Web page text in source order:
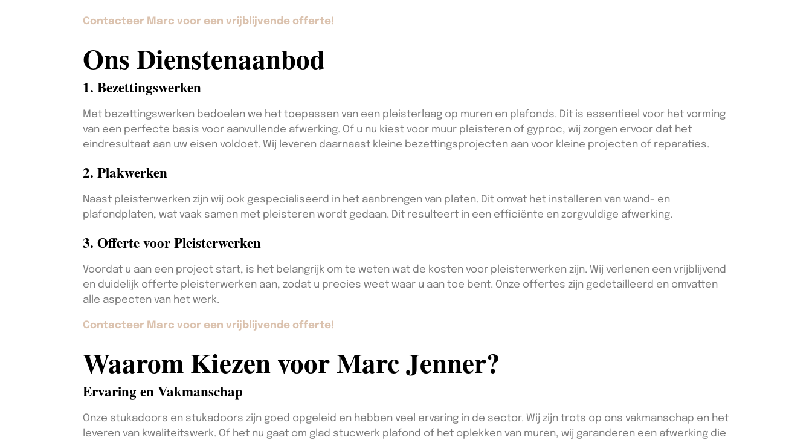
Contacteer Marc voor een vrijblijvende offerte!
Ons Dienstenaanbod
1. Bezettingswerken
Met bezettingswerken bedoelen we het toepassen van een pleisterlaag op muren en plafonds. Dit is essentieel voor het vorming
van een perfecte basis voor aanvullende afwerking. Of u nu kiest voor muur pleisteren of gyproc, wij zorgen ervoor dat het
eindresultaat aan uw eisen voldoet. Wij leveren daarnaast kleine bezettingsprojecten aan voor kleine projecten of reparaties.
2. Plakwerken
Naast pleisterwerken zijn wij ook gespecialiseerd in het aanbrengen van platen. Dit omvat het installeren van wand- en
plafondplaten, wat vaak samen met pleisteren wordt gedaan. Dit resulteert in een efficiënte en zorgvuldige afwerking.
3. Offerte voor Pleisterwerken
Voordat u aan een project start, is het belangrijk om te weten wat de kosten voor pleisterwerken zijn. Wij verlenen een vrijblijvend
en duidelijk offerte pleisterwerken aan, zodat u precies weet waar u aan toe bent. Onze offertes zijn gedetailleerd en omvatten
alle aspecten van het werk.
Contacteer Marc voor een vrijblijvende offerte!
Waarom Kiezen voor Marc Jenner?
Ervaring en Vakmanschap
Onze stukadoors en stukadoors zijn goed opgeleid en hebben veel ervaring in de sector. Wij zijn trots op ons vakmanschap en het
leveren van kwaliteitswerk. Of het nu gaat om glad stucwerk plafond of het oplekken van muren, wij garanderen een afwerking die